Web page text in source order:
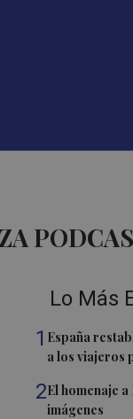
Lo Más
1 España
a los viajeros
2El homenaje
imágenes